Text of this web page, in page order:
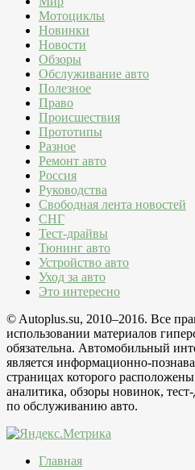
Мотоциклы
Новинки
Новости
Обзоры
Обслуживание авто
Полезное
Право
Происшествия
Прототипы
Разное
Ремонт авто
Россия
Руководства
Свободная лента новостей
СНГ
Тест-драйвы
Тюнинг авто
Устройство авто
Уход за авто
Это интересно
© Autoplus.su, 2010–2016. Все
использовании материалов
обязательна. Автомобильный
является информационно-
страницах которого
аналитика, обзоры новинок,
по обслуживанию авто.
Главная